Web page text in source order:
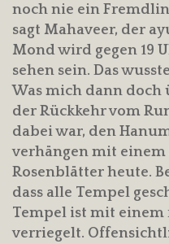
noch nie ein
sagt Mahaveer, der
Mond wird gegen 19
sehen sein. Das
Was mich dann doch
der Rückkehr vom
dabei war, den
verhängen mit einem
Rosenblätter heute.
dass alle Tempel
Tempel ist mit einem
verriegelt.